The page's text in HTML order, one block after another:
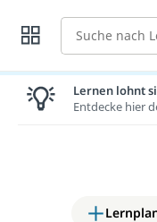
Suche
Lernen lohnt
Entdecke hier